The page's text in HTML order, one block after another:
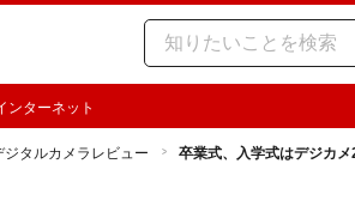
ンターネット
ジタルカメラレビュー 卒業式、入学式はデジカ